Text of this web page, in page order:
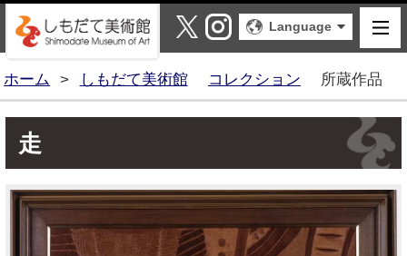
しもだて美術館
X Instagram
Language
ホーム > しもだて美術館 コレクション 所蔵作品
走